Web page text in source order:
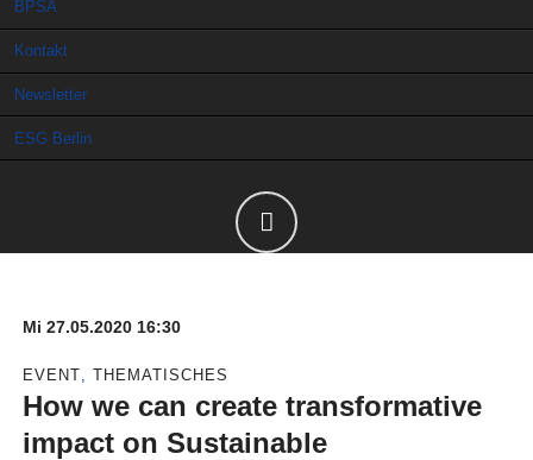
BPSA
Kontakt
Newsletter
ESG Berlin
Mi 27.05.2020 16:30
EVENT THEMATISCHES
How we can create transformative
impact on Sustainable